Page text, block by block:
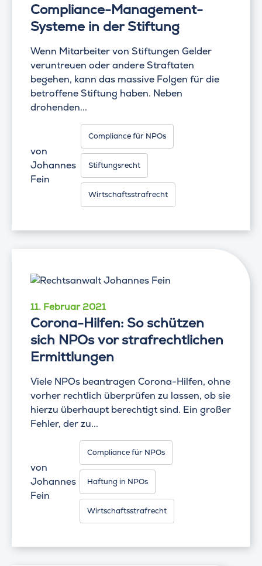
Compliance-Management-
Systeme in der Stiftung
Wenn Mitarbeiter von Stiftungen Gelder
veruntreuen oder andere Straftaten
begehen, kann das massive Folgen für die
betroffene Stiftung haben. Neben
drohenden...
von
Johannes
Fein
Compliance für NPOs
Stiftungsrecht
Wirtschaftsstrafrecht
11. Februar 2021
Corona-Hilfen: So schützen
sich NPOs vor strafrechtlichen
Ermittlungen
Viele NPOs beantragen Corona-Hilfen, ohne
vorher rechtlich überprüfen zu lassen, ob sie
hierzu überhaupt berechtigt sind. Ein großer
Fehler, der zu...
von
Johannes
Fein
Compliance für NPOs
Haftung in NPOs
Wirtschaftsstrafrecht